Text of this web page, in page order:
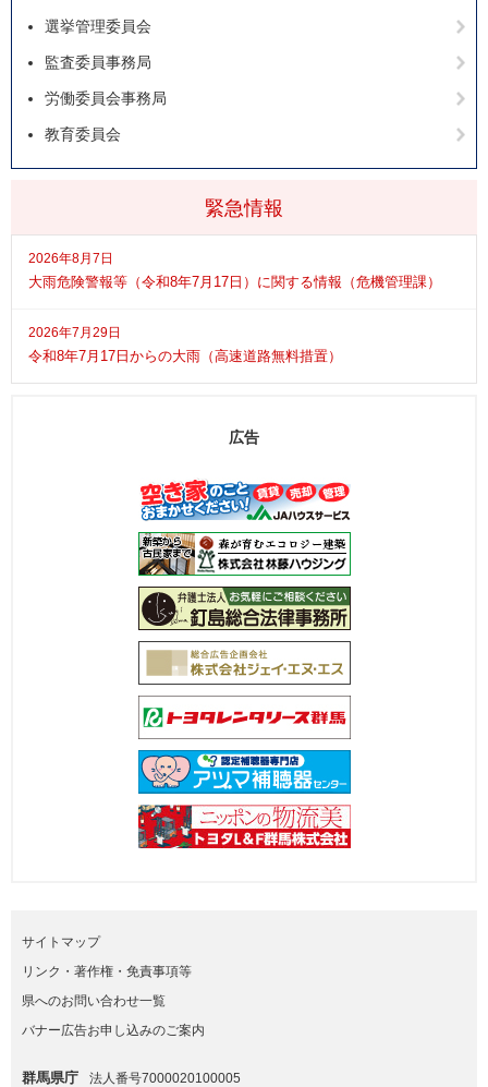
緊急情報
2026年8月7日
大雨危険警報等（令和8年7月17日）に関する情報（危機管理課）
2026年7月29日
令和8年7月17日からの大雨（高速道路無料措置）
選挙管理委員会
監査委員事務局
労働委員会事務局
教育委員会
広告
サイトマップ
リンク・著作権・免責事項等
県へのお問い合わせ一覧
バナー広告お申し込みのご案内
群馬県庁 法人番号7000020100005